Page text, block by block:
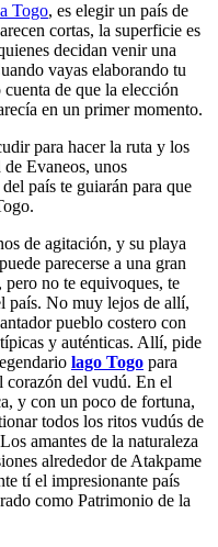
Togo, es elegir un país de
cortas, la superficie es
decidan venir una
vayas elaborando tu
de que la elección
en un primer momento.
para hacer la ruta y los
Evaneos, unos
país te guiarán para que
de agitación, y su playa
parecerse a una gran
no te equivoques, te
país. No muy lejos de allí,
pueblo costero con
y auténticas. Allí, pide
lago Togo para
corazón del vudú. En el
y con un poco de fortuna,
todos los ritos vudús de
amantes de la naturaleza
alrededor de Atakpame
tí el impresionante país
como Patrimonio de la